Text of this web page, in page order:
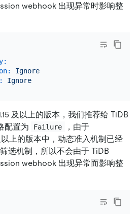
webhook 出现异常时影响整
Ignore
Ignore
及以上的版本，我们推荐给 TiDB
配置为
Failure
，由于
以上的版本中，动态准入机制已经
选机制，所以不会由于 TiDB
webhook 出现异常而影响整